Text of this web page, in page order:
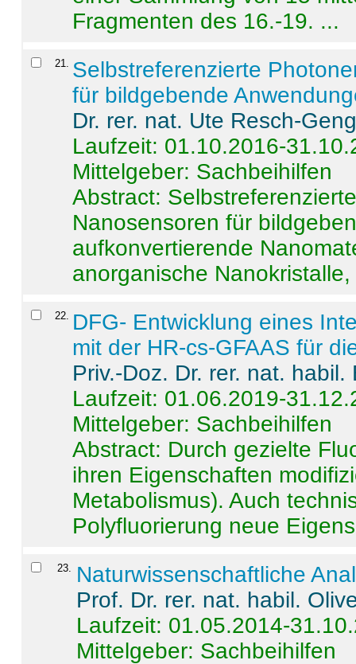
Fragmenten des 16.-19. ...
21
Selbstreferenzierte
für bildgebende
Dr. rer. nat. Ute Resch-
Laufzeit: 01.10.2016-
Mittelgeber: Sachbeihilfen
Abstract:
Nanosensoren für
aufkonvertierende
anorganische
22
DFG- Entwicklung eines
mit der HR-cs-GFAAS für
Priv.-Doz. Dr. rer. nat.
Laufzeit: 01.06.2019-
Mittelgeber: Sachbeihilfen
Abstract: Durch gezielte
ihren Eigenschaften
Metabolismus). Auch
Polyfluorierung neue
23. Naturwissenschaftliche
Prof. Dr. rer. nat. habil.
Laufzeit: 01.05.2014-
Mittelgeber: Sachbeihilfen